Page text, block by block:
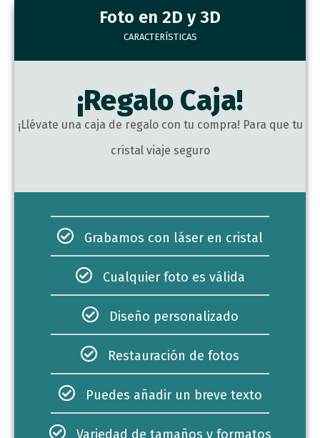
Foto en 2D y 3D
CARACTERÍSTICAS
¡Regalo Caja!
¡Llévate una caja de regalo con tu compra! Para que tu
cristal viaje seguro
Grabamos con láser en cristal
Cualquier foto es válida
Diseño personalizado
Restauración de fotos
Puedes añadir un breve texto
Variedad de tamaños y formatos